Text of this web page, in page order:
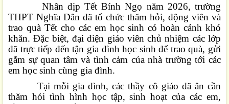
Nhân dịp Tết Bính Ngọ năm 2026, trường
THPT Nghĩa Dân đã tổ chức thăm hỏi, động viên và
trao quà Tết cho các em học sinh có hoàn cảnh khó
khăn. Đặc biệt, đại diện giáo viên chủ nhiệm các lớp
đã trực tiếp đến tận gia đình học sinh để trao quà, gửi
gắm sự quan tâm và tình cảm của nhà trường tới các
em học sinh cùng gia đình.
Tại mỗi gia đình, các thầy cô giáo đã ân cần
thăm hỏi tình hình học tập, sinh hoạt của các em,